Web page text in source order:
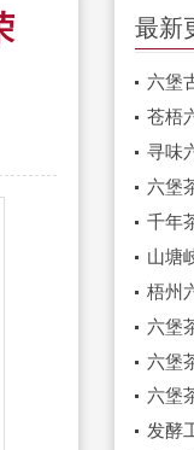
最新